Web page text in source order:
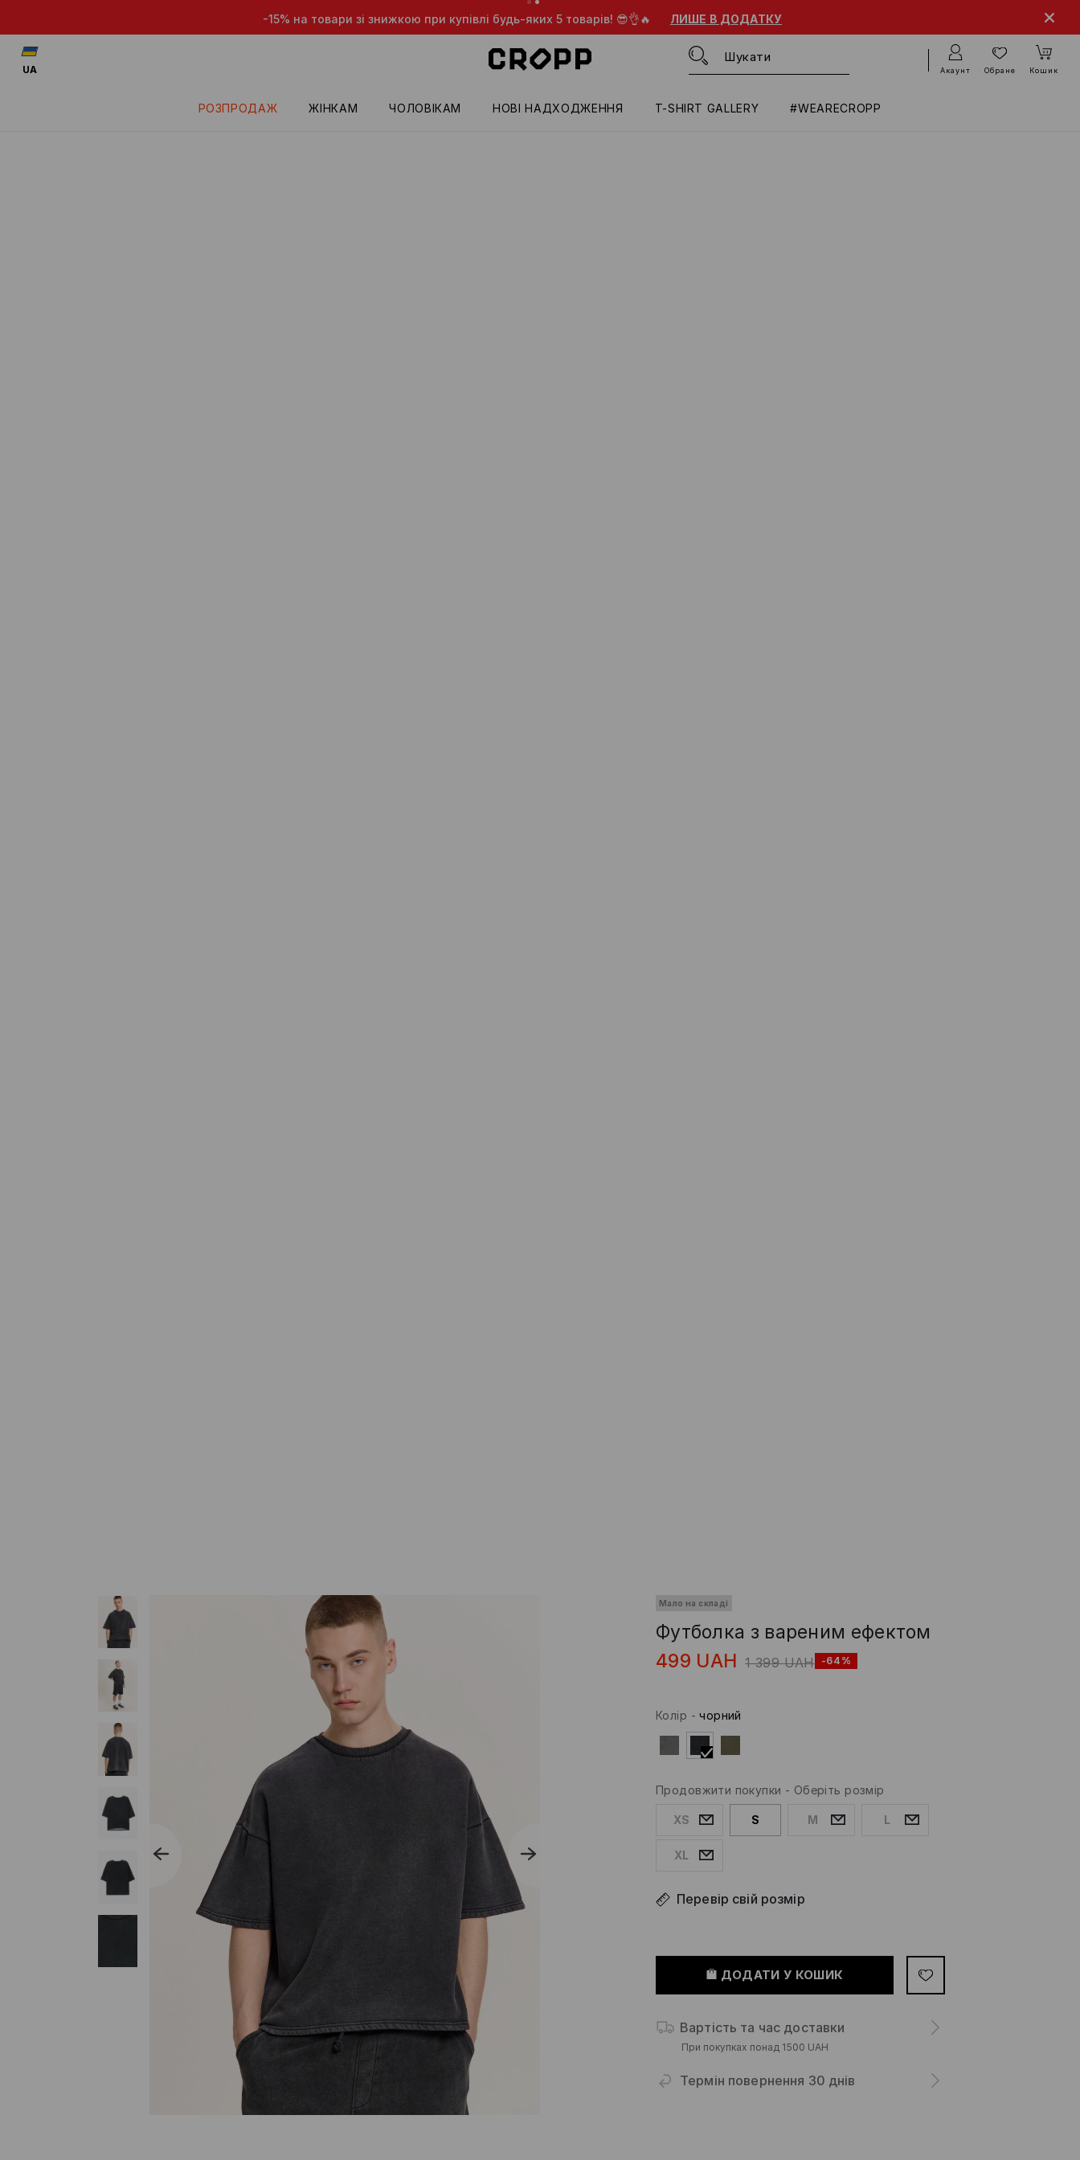
-15% на товари зі знижкою при купівлі будь-яких 5 товарів! 😎👌🔥 ЛИШЕ В ДОДАТКУ
РОЗПРОДАЖ ЖІНКАМ ЧОЛОВІКАМ HОВІ НАДХОДЖЕННЯ T-SHIRT GALLERY #WEARECROPP
UA Акаунт Обране Кошик
Мало на складі
Футболка з вареним ефектом
499 UAH 1 399 UAH -64%
Колір -чорний
Продовжити покупки - Оберіть розмір
XS S M L
XL
Перевір свій розмір
ДОДАТИ У КОШИК
Вартість та час доставки
При покупках понад 1500 UAH
Термін повернення 30 днів